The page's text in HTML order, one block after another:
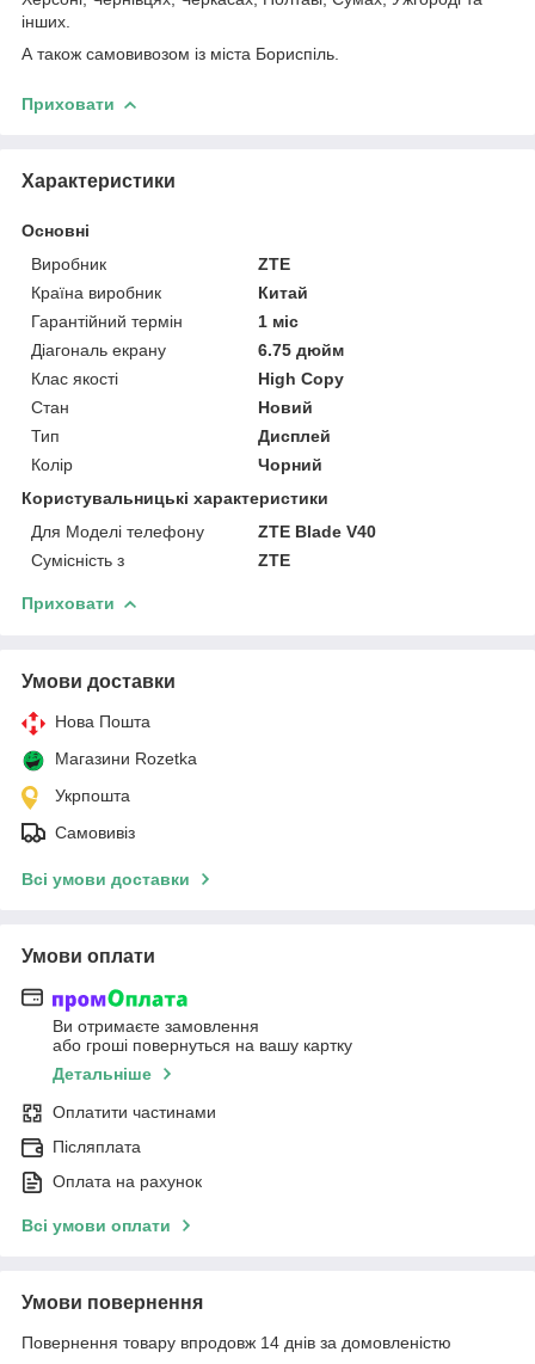
інших.
А також самовивозом із міста Бориспіль.
Приховати
Характеристики
Основні
Виробник
ZTE
Країна виробник
Китай
Гарантійний термін
1 міс
Діагональ екрану
6.75 дюйм
Клас якості
High Copy
Стан
Новий
Тип
Дисплей
Колір
Чорний
Користувальницькі характеристики
Для Моделі телефону
ZTE Blade V40
Сумісність з
ZTE
Приховати
Умови доставки
Нова Пошта
Магазини Rozetka
Укрпошта
Самовивіз
Всі умови доставки
Умови оплати
Ви отримаєте замовлення
або гроші повернуться на вашу картку
Детальніше
Оплатити частинами
Післяплата
Оплата на рахунок
Всі умови оплати
Умови повернення
Повернення товару впродовж 14 днів за домовленістю